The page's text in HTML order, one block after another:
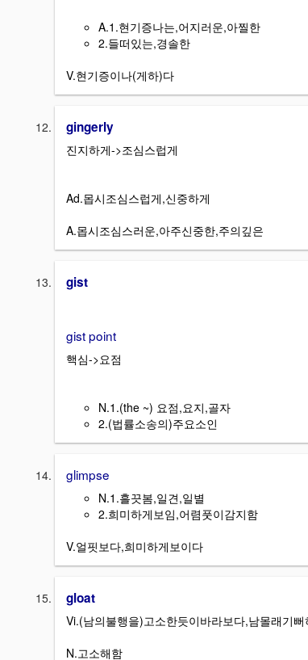
A.1.현기증나는,어지러운,아찔한
2.들떠있는,경솔한
V.현기증이나(게하)다
gingerly
진지하게->조심스럽게
Ad.몹시조심스럽게,신중하게
A.몹시조심스러운,아주신중한,주의깊은
gist
gist point
핵심->요점
N.1.(the ~) 요점,요지,골자
2.(법률소송의)주요소인
glimpse
N.1.흘끗봄,일견,일별
2.희미하게보임,어렴풋이감지함
V.얼핏보다,희미하게보이다
gloat
Vi.(남의불행을)고소한듯이바라보다,남몰래기뻐
N.고소해함